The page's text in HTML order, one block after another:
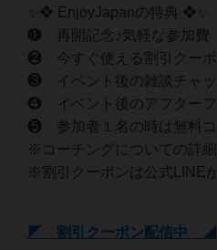
✨❖ EnjoyJapanの特典 ❖✨
❶ 再開記念♪気軽な参加費
❷ 今すぐ使える割引クーポ
❸ イベント後の雑談チャッ
❹ イベント後のアフターフ
❺ 参加者１名の時は無料コ
※コーチングについての詳
※割引クーポンは公式LINE
◤ 割引クーポン配信中 ◢